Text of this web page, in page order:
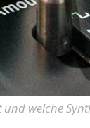
welche